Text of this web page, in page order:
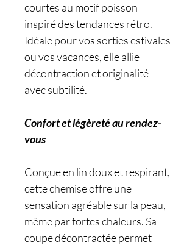
courtes au motif poisson
inspiré des tendances rétro.
Idéale pour vos sorties estivales
ou vos vacances, elle allie
décontraction et originalité
avec subtilité.
Confort et légèreté au rendez-
vous
Conçue en lin doux et respirant,
cette chemise offre une
sensation agréable sur la peau,
même par fortes chaleurs. Sa
coupe décontractée permet